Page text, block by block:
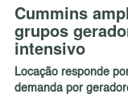
Cummins
grupos
intensivo
Locação responde
demanda por